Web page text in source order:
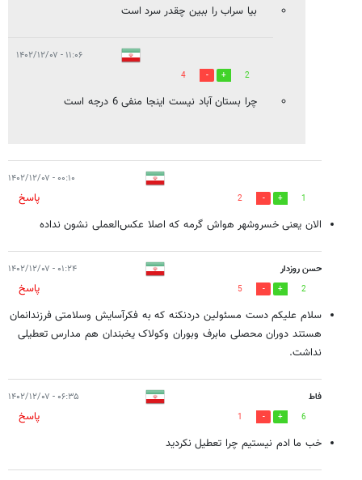
بیا سراب را ببین چقدر سرد است
۱۱:۰۶ - ۱۴۰۲/۱۲/۰۷
2
4
چرا بستان آباد نیست اینجا منفی 6 درجه است
۰۰:۱۰ - ۱۴۰۲/۱۲/۰۷
1
2
پاسخ
الان یعنی خسروشهر هواش گرمه که اصلا عکس‌العملی نشون نداده
حسن روزدار ۰۱:۲۴ - ۱۴۰۲/۱۲/۰۷
2
5
پاسخ
سلام علیکم دست مسئولین دردنکنه که به فکرآسایش وسلامتی فرزندانمان
هستند دوران محصلی مابرف وبوران وکولاک یخبندان هم مدارس تعطیلی
نداشت.
فاط ۰۶:۳۵ - ۱۴۰۲/۱۲/۰۷
6
1
پاسخ
خب ما ادم نیستیم چرا تعطیل نکردید